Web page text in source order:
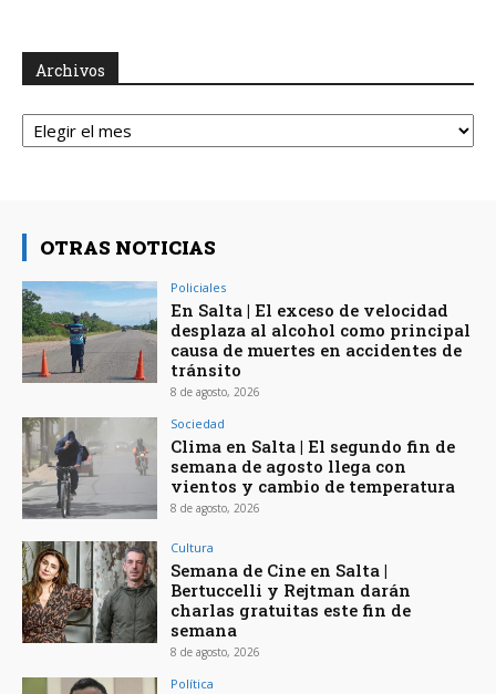
Archivos
Archivos
OTRAS NOTICIAS
Policiales
En Salta | El exceso de velocidad
desplaza al alcohol como principal
causa de muertes en accidentes de
tránsito
8 de agosto, 2026
Sociedad
Clima en Salta | El segundo fin de
semana de agosto llega con
vientos y cambio de temperatura
8 de agosto, 2026
Cultura
Semana de Cine en Salta |
Bertuccelli y Rejtman darán
charlas gratuitas este fin de
semana
8 de agosto, 2026
Política